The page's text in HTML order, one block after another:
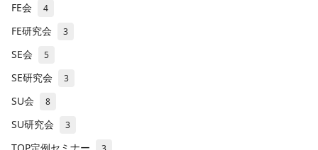
FE会 4
FE研究会 3
SE会 5
SE研究会 3
SU会 8
SU研究会 3